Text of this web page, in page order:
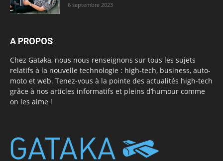
6 septembre 2023
A PROPOS
Chez Gataka, nous nous renseignons sur tous les sujets
relatifs à la nouvelle technologie : high-tech, business, auto-
moto et web. Tenez-vous à la pointe des actualités high-tech
grâce à nos articles informatifs et pleins d’humour comme
on les aime !